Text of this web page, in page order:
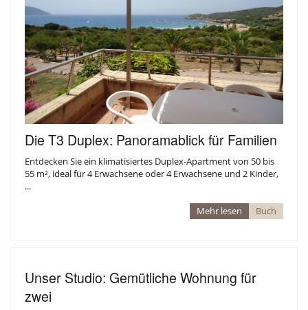
Die T3 Duplex: Panoramablick für Familien
Entdecken Sie ein klimatisiertes Duplex-Apartment von 50 bis
55 m², ideal für 4 Erwachsene oder 4 Erwachsene und 2 Kinder,
...
Buch
Mehr lesen
Unser Studio: Gemütliche Wohnung für
zwei